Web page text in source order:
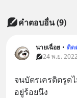
คำตอบอื่น(9)
นายเฉื่อย • ติด
24 พ.ย.
จนบัตรเครดิตรูด
อยู่ร้อยนึง